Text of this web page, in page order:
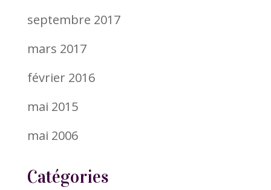
septembre 2017
mars 2017
février 2016
mai 2015
mai 2006
Catégories